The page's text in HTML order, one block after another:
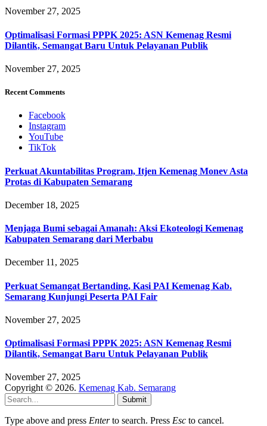
November 27, 2025
Optimalisasi Formasi PPPK 2025: ASN Kemenag Resmi
Dilantik, Semangat Baru Untuk Pelayanan Publik
November 27, 2025
Recent Comments
Facebook
Instagram
YouTube
TikTok
Perkuat Akuntabilitas Program, Itjen Kemenag Monev Asta
Protas di Kabupaten Semarang
December 18, 2025
Menjaga Bumi sebagai Amanah: Aksi Ekoteologi Kemenag
Kabupaten Semarang dari Merbabu
December 11, 2025
Perkuat Semangat Bertanding, Kasi PAI Kemenag Kab.
Semarang Kunjungi Peserta PAI Fair
November 27, 2025
Optimalisasi Formasi PPPK 2025: ASN Kemenag Resmi
Dilantik, Semangat Baru Untuk Pelayanan Publik
November 27, 2025
Copyright © 2026. Kemenag Kab. Semarang
Submit
Type above and press Enterto search. Press Esc to cancel.